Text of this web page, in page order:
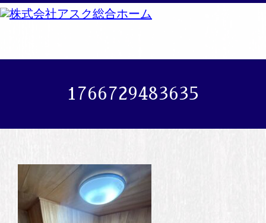
1766729483635